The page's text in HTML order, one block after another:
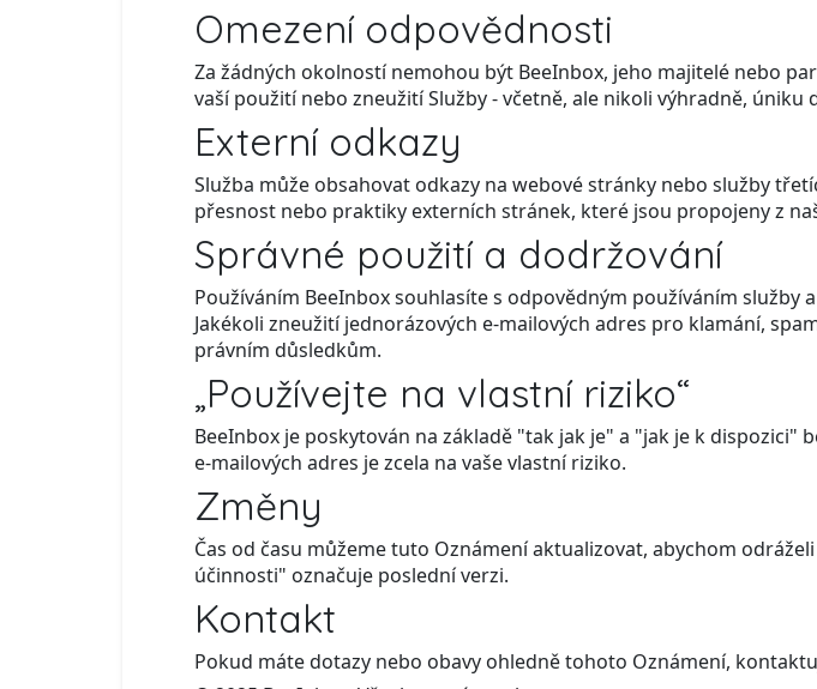
Omezení odpovědnosti
Za žádných okolností nemohou být BeeInbox, jeho majitelé nebo
vaší použití nebo zneužití Služby - včetně, ale nikoli výhradně,
Externí odkazy
Služba může obsahovat odkazy na webové stránky nebo služby
přesnost nebo praktiky externích stránek, které jsou propojeny z
Správné použití a dodržování
Používáním BeeInbox souhlasíte s odpovědným používáním
Jakékoli zneužití jednorázových e-mailových adres pro klamání,
právním důsledkům.
„Používejte na vlastní riziko“
BeeInbox je poskytován na základě "tak jak je" a "jak je k dispozici"
e-mailových adres je zcela na vaše vlastní riziko.
Změny
Čas od času můžeme tuto Oznámení aktualizovat, abychom
účinnosti" označuje poslední verzi.
Kontakt
Pokud máte dotazy nebo obavy ohledně tohoto Oznámení,